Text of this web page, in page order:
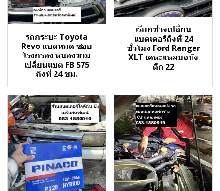
รถกระบะ Toyota
Revo แบตหมด ซอย
โรงกรอง หนองขาม
เปลี่ยนแบต FB S75
ถึงที่ 24 ชม.
เรียกช่างเปลี่ยน
แบตเตอรี่ถึงที่ 24
ชั่วโมง Ford Ranger
XLT เคหะแหลมฉบัง
ตึก 22